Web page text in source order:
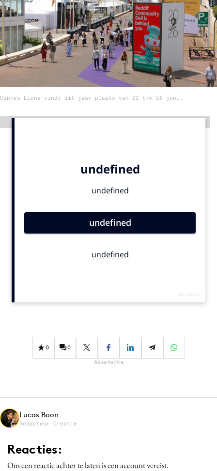
Menu
Home
9 sept: GenAI-training
12 nov: MarketingLive!
Adverteren
Events
Opleidingen
Vacatures
Bureaus
Effectiviteit
Martech
Media
Merkstrategie
Cannes Lions vindt dit jaar plaats van 22 t/m 26 juni.
0 0
Advertentie
Lucas Boon
Redacteur Creatie
Reacties:
Om een reactie achter te laten is een account vereist.